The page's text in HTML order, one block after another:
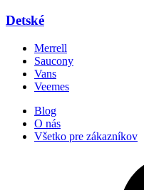
Detské
Merrell
Saucony
Vans
Veemes
Blog
O nás
Všetko pre zákazníkov